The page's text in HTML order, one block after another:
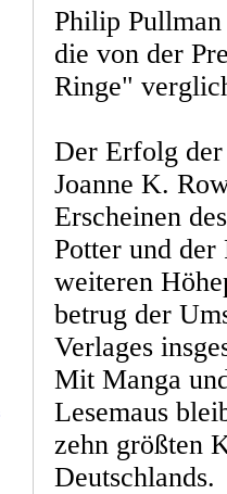
Philip
die von der
Ringe"
Der Erfolg
Joanne K.
Erscheinen
Potter und
weiteren
betrug der
Verlages
Mit Manga
Lesemaus
zehn größten
Deutschlands.